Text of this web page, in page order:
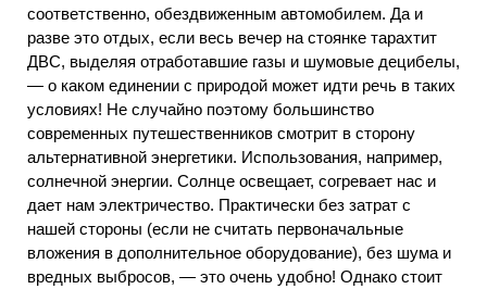
соответственно, обездвиженным автомобилем. Да и
разве это отдых, если весь вечер на стоянке тарахтит
ДВС, выделяя отработавшие газы и шумовые децибелы,
— о каком единении с природой может идти речь в таких
условиях! Не случайно поэтому большинство
современных путешественников смотрит в сторону
альтернативной энергетики. Использования, например,
солнечной энергии. Солнце освещает, согревает нас и
дает нам электричество. Практически без затрат с
нашей стороны (если не считать первоначальные
вложения в дополнительное оборудование), без шума и
вредных выбросов, — это очень удобно! Однако стоит